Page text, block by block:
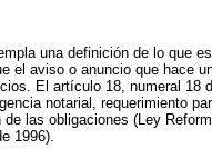
una definición de lo que
el aviso o anuncio que hace
El artículo 18, numeral 18
notarial, requerimiento
las obligaciones (Ley
1996).